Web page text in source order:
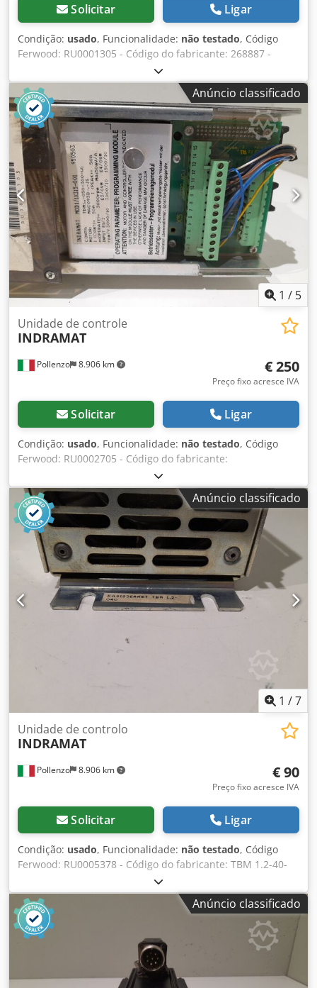
Solicitar Ligar
Condição: usado, Funcionalidade: não testado, Código
Ferwood: RU0001305 - Código do fabricante: 268887 -
Condição: Usado - Funcionalidade: Não testado - Se estiver
interessado, oferecemos um serviço de revisão, entre em
contato conosco. Dsdpfx Ajwnn I EomgjkrAnúncio classificado
1 / 5
Pollenzo 8.906 km
Unidade de controle
INDRAMAT
€ 250
Preço fixo acresce IVA
Solicitar Ligar
Condição: usado, Funcionalidade: não testado, Código
Ferwood: RU0002705 - Código do fabricante:
MOD01/1X0315-001 - Condição: Usado - Funcionalidade:
Não testado - Se estiver interessado, oferecemos um
serviço de revisão, entre em contato conosco. Dksdpfx
Amswnn Swjger
Anúncio classificado
1 /7
Pollenzo 8.906 km
Unidade de controlo
INDRAMAT
€ 90
Preço fixo acresce IVA
Solicitar Ligar
Condição: usado, Funcionalidade: não testado, Código
Ferwood: RU0005378 - Código do fabricante: TBM 1.2-40-
W1-220 - Condição: Usado - Funcionalidade: Não testado -
Se estiver interessado, oferecemos um serviço de revisão,
entre em contato conosco. Djdewnpffopfx Amgokr
Anúncio classificado